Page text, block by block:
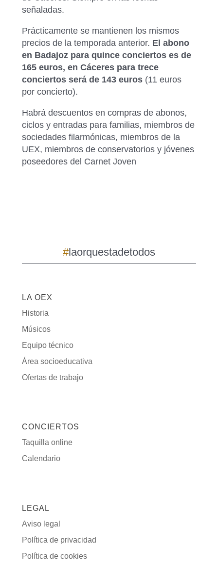
señaladas.
Prácticamente se mantienen los mismos
precios de la temporada anterior. El abono
en Badajoz para quince conciertos es de
165 euros, en Cáceres para trece
conciertos será de 143 euros(11 euros
por concierto).
Habrá descuentos en compras de abonos,
ciclos y entradas para familias, miembros de
sociedades filarmónicas, miembros de la
UEX, miembros de conservatorios y jóvenes
poseedores del Carnet Joven
#laorquestadetodos
LA OEX
Historia
Músicos
Equipo técnico
Área socioeducativa
Ofertas de trabajo
CONCIERTOS
Taquilla online
Calendario
LEGAL
Aviso legal
Política de privacidad
Política de cookies